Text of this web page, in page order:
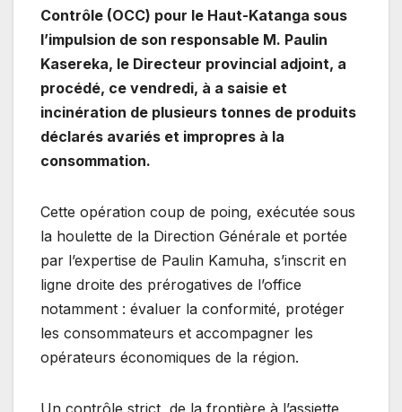
Contrôle (OCC) pour le Haut-Katanga sous
l’impulsion de son responsable M. Paulin
Kasereka, le Directeur provincial adjoint, a
procédé, ce vendredi, à a saisie et
incinération de plusieurs tonnes de produits
déclarés avariés et impropres à la
consommation.
​Cette opération coup de poing, exécutée sous
la houlette de la Direction Générale et portée
par l’expertise de Paulin Kamuha, s’inscrit en
ligne droite des prérogatives de l’office
notamment : évaluer la conformité, protéger
les consommateurs et accompagner les
opérateurs économiques de la région.